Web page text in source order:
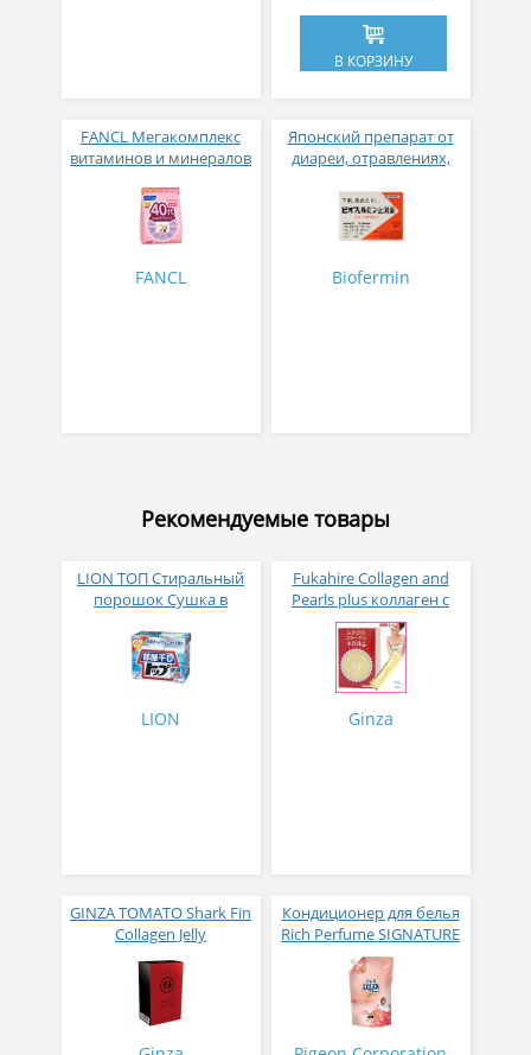
В КОРЗИНУ
FANCL Мегакомплекс
витаминов и минералов
лет 30 пакетиков
FANCL
Японский препарат от
диареи, отравлениях,
желудочно-кишечном
тракте с
молочнокислыми
Biofermin
Рекомендуемые товары
LION ТОП Стиральный
порошок Сушка в
гр
LION
Fukahire Collagen and
Pearls plus коллаген с
жемчужным порошком
№ 30
Ginza
GINZA TOMATO Shark Fin
Collagen Jelly
Коллагеновое желе из
плавников голубой
акулы со вкусом манго
№ 14
Кондиционер для белья
Rich Perfume SIGNATURE
парфюмированный
супер-концентрат с
ароматом Фиеста 1,6 л